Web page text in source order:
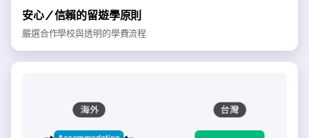
安心／信賴的留遊學原則
嚴選合作學校與透明的學費流程